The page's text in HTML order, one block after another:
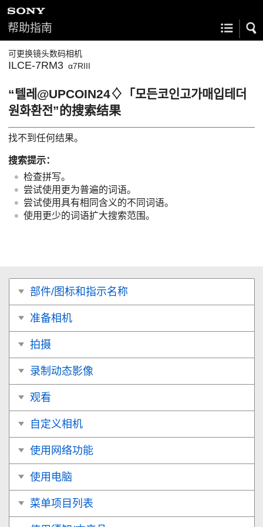
帮助指南
可更换镜头数码相机
ILCE-7RM3 α7RIII
“텔레@UPCOIN24♢「모든코인고가매입테더
원화환전”的搜索结果
找不到任何结果。
搜索提示：
检查拼写。
尝试使用更为普遍的词语。
尝试使用具有相同含义的不同词语。
使用更少的词语扩大搜索范围。
部件/图标和指示名称
准备相机
拍摄
录制动态影像
观看
自定义相机
使用网络功能
使用电脑
菜单项目列表